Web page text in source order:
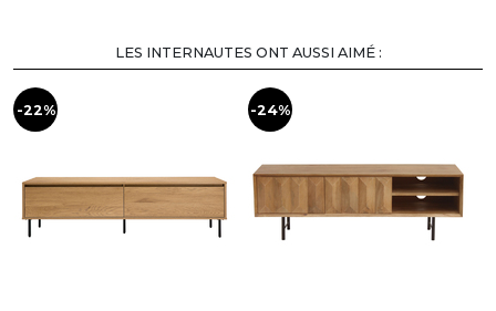
LES INTERNAUTES ONT AUSSI AIMÉ :
-22% -24%